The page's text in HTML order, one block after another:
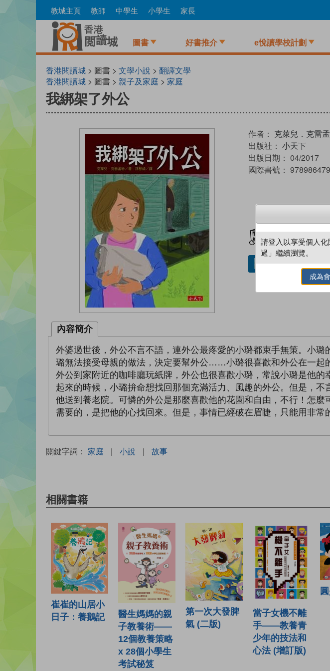
to
教城主頁 教師 中學生 小學生 家長
圖書 好書推介 e悅讀學校計劃
香港閱讀城 > 圖書 > 文學小說 > 翻譯文學
香港閱讀城 > 圖書 > 親子及家庭 > 家庭
我綁架了外公
作者： 克萊兒．克雷孟
出版社： 小天下
出版日期： 04/2017
國際書號：
加入閱
借閱實體書
內容簡介
外婆過世後，外公不言不語，連外公最疼愛的小璐都束手無策。小
璐無法接受母親的做法，決定要幫外公……小璐很喜歡和外公在一
外公到家附近的咖啡廳玩紙牌，外公也很喜歡小璐，常說小璐是他
起來的時候，小璐拚命想找回那個充滿活力、風趣的外公。但是，
他送到養老院。可憐的外公是那麼喜歡他的花園和自由，不行！怎
需要的，是把他的心找回來。但是，事情已經破在眉睫，只能用非常
關鍵字詞： 家庭 | 小說 | 故事
相關書籍
崔崔的山居小
日子：養鵝記
醫生媽媽的親
子教養術——
12個教養策略
x 28個小學生
考試秘笈
第一次大發脾
氣 (二版)
當子女機不離
手——教養青
少年的技法和
心法 (增訂版)
請登入以享受個人
過」繼續瀏覽。
成為